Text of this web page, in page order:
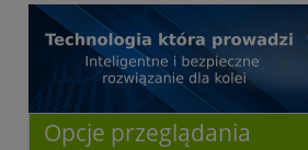
Opcje przeglądania